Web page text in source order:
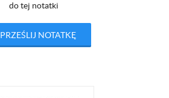
do tej notatki
PRZEŚLIJ NOTATKĘ